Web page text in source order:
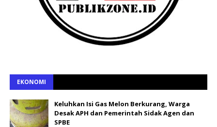
EKONOMI
Keluhkan Isi Gas Melon Berkurang, Warga
Desak APH dan Pemerintah Sidak Agen dan
SPBE